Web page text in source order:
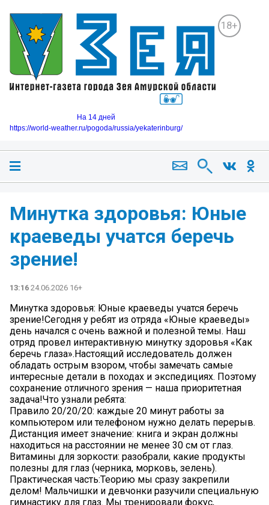
18+
На 14 дней
https://world-weather.ru/pogoda/russia/yekaterinburg/
Минутка здоровья: Юные
краеведы учатся беречь
зрение!
13:16 24.06.2026 16+
Минутка здоровья: Юные краеведы учатся беречь
зрение!Сегодня у ребят из отряда «Юные краеведы»
день начался с очень важной и полезной темы. Наш
отряд провел интерактивную минутку здоровья «Как
беречь глаза».Настоящий исследователь должен
обладать острым взором, чтобы замечать самые
интересные детали в походах и экспедициях. Поэтому
сохранение отличного зрения — наша приоритетная
задача!Что узнали ребята:
️Правило 20/20/20: каждые 20 минут работы за
компьютером или телефоном нужно делать перерыв.
️Дистанция имеет значение: книга и экран должны
находиться на расстоянии не менее 30 см от глаз.
️Витамины для зоркости: разобрали, какие продукты
полезны для глаз (черника, морковь, зелень).
️Практическая часть:Теорию мы сразу закрепили
делом! Мальчишки и девчонки разучили специальную
гимнастику для глаз. Мы тренировали фокус,